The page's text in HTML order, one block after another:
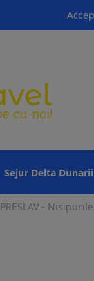
Sejur Delta Dunarii
PRESLAV -